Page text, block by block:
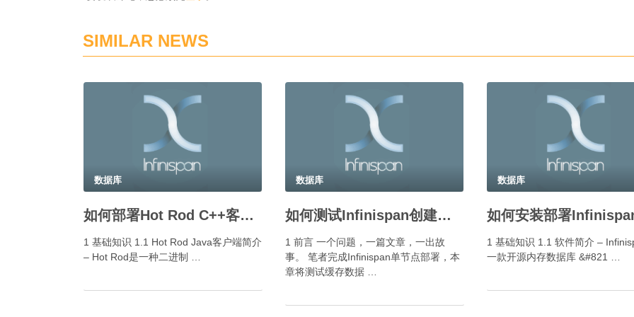
SIMILAR NEWS
数据库
如何部署Hot Rod C++客户端？
1 基础知识 1.1 Hot Rod Java客户端简介
– Hot Rod是一种二进制 …
数据库
如何测试Infinispan创建数据？
1 前言 一个问题，一篇文章，一出故
事。 笔者完成Infinispan单节点部署，本
章将测试缓存数据 …
数据库
1 基础知识 1.1 软件简介 –
一款开源内存数据库 &#821 …